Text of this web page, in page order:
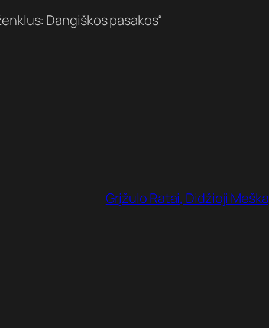
Dangiškos pasakos“
Grįžulo Ratai, Didžioji